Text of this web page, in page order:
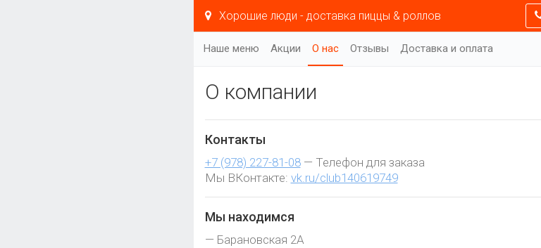
Хорошие люди - доставка пиццы & роллов
Наше меню Акции О нас Отзывы Доставка и оплата
О компании
Контакты
+7 (978) 227-81-08 — Телефон для заказа
Мы ВКонтакте: vk.ru/club140619749
Мы находимся
— Барановская 2А